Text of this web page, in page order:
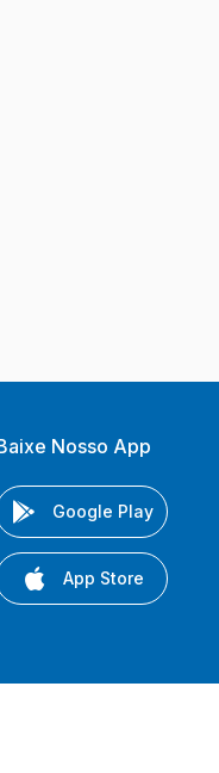
Nosso App
Google Play
App Store